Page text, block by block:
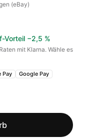
(eBay)
Vorteil −2,5 %
mit Klarna. Wähle es
Pay
Google Pay